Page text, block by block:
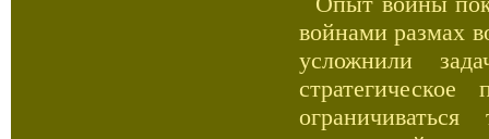
войнами размах
усложнили